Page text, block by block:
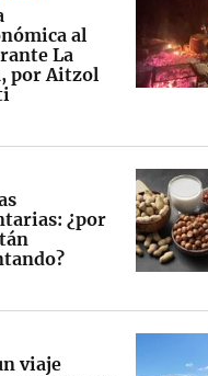
al
La
por Aitzol
¿por
viaje